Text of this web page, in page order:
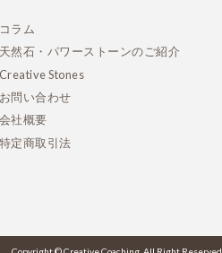
コラム
天然石・パワーストーンのご紹介
Creative Stones
お問い合わせ
会社概要
特定商取引法